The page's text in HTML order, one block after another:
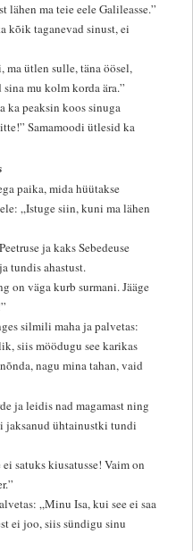
lähen ma teie eele Galileasse.”
kõik taganevad sinust, ei
ma ütlen sulle, täna öösel,
mu kolm korda ära.”
ka peaksin koos sinuga
Samamoodi ütlesid ka
paika, mida hüütakse
„Istuge siin, kuni ma lähen
ja kaks Sebedeuse
tundis ahastust.
on väga kurb surmani. Jääge
silmili maha ja palvetas:
siis möödugu see karikas
nagu mina tahan, vaid
ja leidis nad magamast ning
jaksanud ühtainustki tundi
satuks kiusatusse! Vaim on
„Minu Isa, kui see ei saa
ei joo, siis sündigu sinu